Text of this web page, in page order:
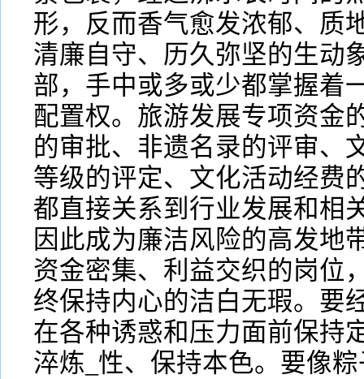
形，反而香气愈发浓郁、质
清廉自守、历久弥坚的生动
部，手中或多或少都掌握着
配置权。旅游发展专项资金
的审批、非遗名录的评审、
等级的评定、文化活动经
都直接关系到行业发展和相
因此成为廉洁风险的高发地
资金密集、利益交织的岗位
终保持内心的洁白无瑕。要
在各种诱惑和压力面前保持
淬炼_性、保持本色。要像